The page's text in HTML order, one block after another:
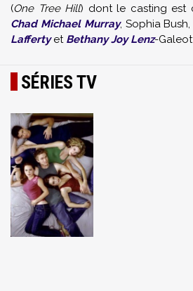
(One Tree Hill) dont le casting est
Chad Michael Murray, Sophia Bush,
Laffertyet Bethany Joy Lenz-
SÉRIES TV